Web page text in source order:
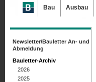
Newsletter/Bauletter An- und
Abmeldung
Bauletter-Archiv
2026
2025
Bau Ausbau